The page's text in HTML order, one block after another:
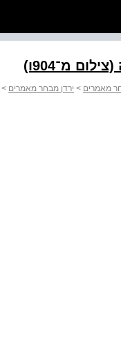
מ־904ו)
מאמרים > ירדן מבחר מאמרים >